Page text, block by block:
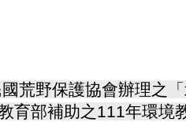
荒野保護協會辦理之
育部補助之111年環境